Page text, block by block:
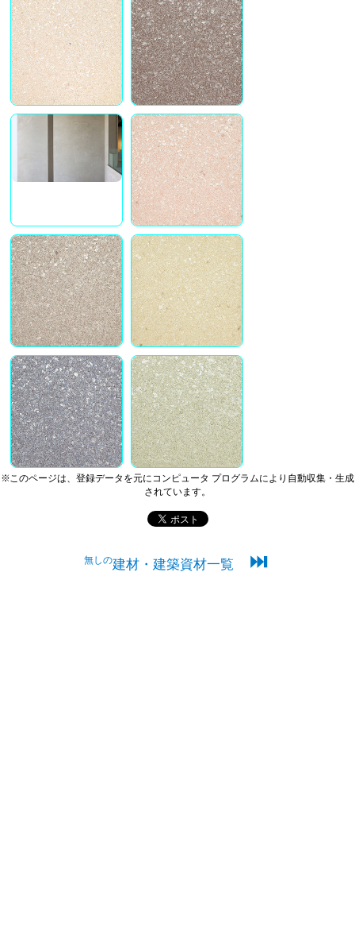
※このページは、登録データを元にコンピュータ プログラムにより自動収集・生成
されています。
無しの建材・建築資材一覧 ⏭